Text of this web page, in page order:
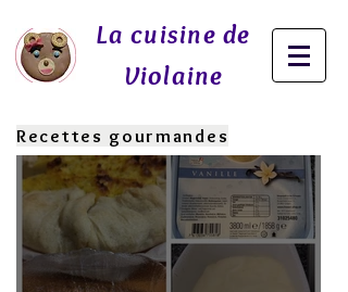
La cuisine de
Violaine
Recettes gourmandes